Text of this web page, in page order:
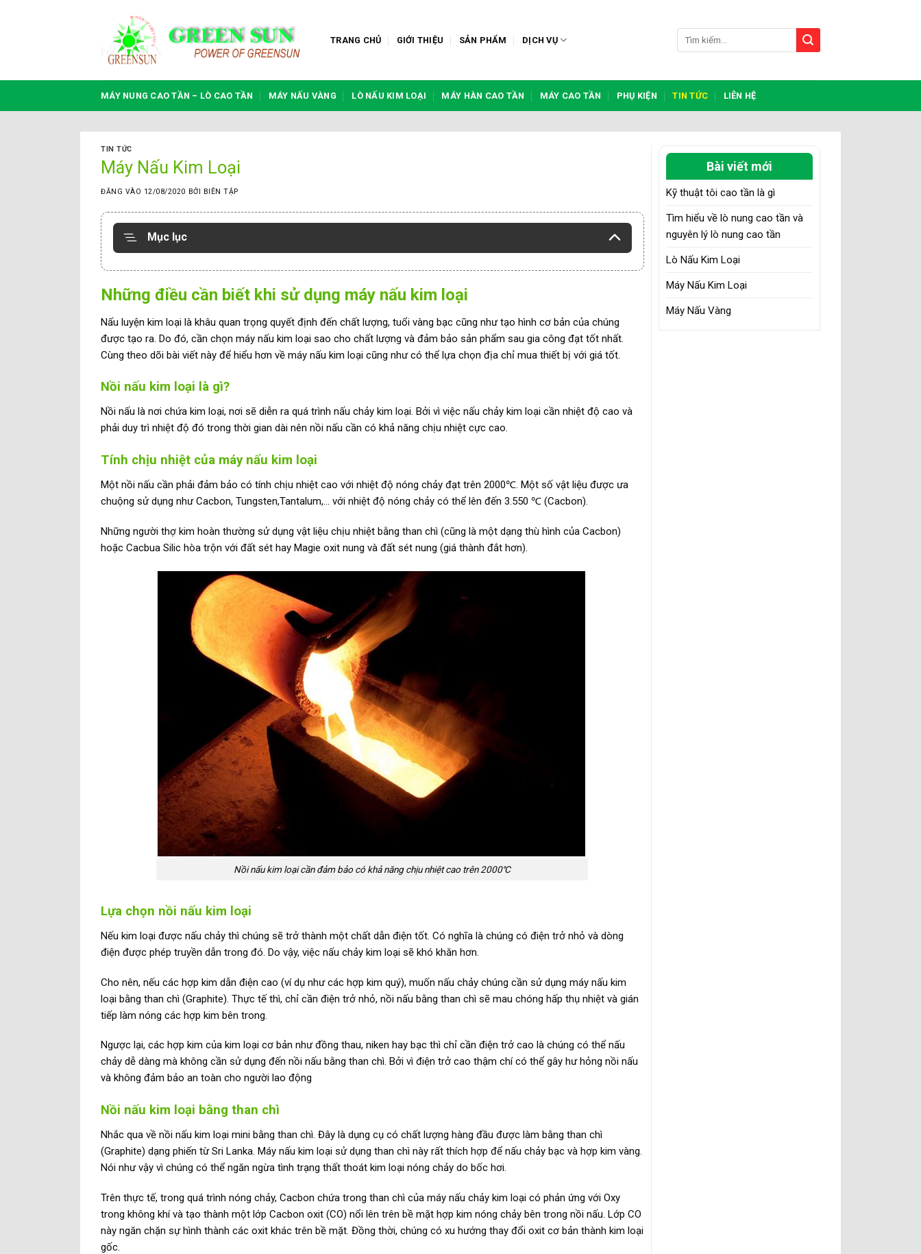
TRANG CHỦ GIỚI THIỆU SẢN PHẨM DỊCH VỤ
MÁY NUNG CAO TẦN – LÒ CAO TẦN MÁY NẤU VÀNG LÒ NẤU KIM LOẠI MÁY HÀN CAO TẦN MÁY CAO TẦN PHỤ KIỆN TIN TỨC LIÊN HỆ
TIN TỨC
Máy Nấu Kim Loại
ĐĂNG VÀO 12/08/2020 BỞI BIÊN TẬP
Mục lục
Những điều cần biết khi sử dụng máy nấu kim loại
Nấu luyện kim loại là khâu quan trọng quyết định đến chất lượng, tuổi vàng bạc cũng như tạo hình cơ bản của chúng
được tạo ra. Do đó, cần chọn máy nấu kim loại sao cho chất lượng và đảm bảo sản phẩm sau gia công đạt tốt nhất.
Cùng theo dõi bài viết này để hiểu hơn về máy nấu kim loại cũng như có thể lựa chọn địa chỉ mua thiết bị với giá tốt.
Nồi nấu kim loại là gì?
Nồi nấu là nơi chứa kim loại, nơi sẽ diễn ra quá trình nấu chảy kim loại. Bởi vì việc nấu chảy kim loại cần nhiệt độ cao và
phải duy trì nhiệt độ đó trong thời gian dài nên nồi nấu cần có khả năng chịu nhiệt cực cao.
Tính chịu nhiệt của máy nấu kim loại
Một nồi nấu cần phải đảm bảo có tính chịu nhiệt cao với nhiệt độ nóng chảy đạt trên 2000℃. Một số vật liệu được ưa
chuộng sử dụng như Cacbon, Tungsten,Tantalum,… với nhiệt độ nóng chảy có thể lên đến 3.550 ℃ (Cacbon).
Những người thợ kim hoàn thường sử dụng vật liệu chịu nhiệt bằng than chì (cũng là một dạng thù hình của Cacbon)
hoặc Cacbua Silic hòa trộn với đất sét hay Magie oxit nung và đất sét nung (giá thành đắt hơn).
Nồi nấu kim loại cần đảm bảo có khả năng chịu nhiệt cao trên 2000℃
Lựa chọn nồi nấu kim loại
Nếu kim loại được nấu chảy thì chúng sẽ trở thành một chất dẫn điện tốt. Có nghĩa là chúng có điện trở nhỏ và dòng
điện được phép truyền dẫn trong đó. Do vậy, việc nấu chảy kim loại sẽ khó khăn hơn.
Cho nên, nếu các hợp kim dẫn điện cao (ví dụ như các hợp kim quý), muốn nấu chảy chúng cần sử dụng máy nấu kim
loại bằng than chì (Graphite). Thực tế thì, chỉ cần điện trở nhỏ, nồi nấu bằng than chì sẽ mau chóng hấp thụ nhiệt và gián
tiếp làm nóng các hợp kim bên trong.
Ngược lại, các hợp kim của kim loại cơ bản như đồng thau, niken hay bạc thì chỉ cần điện trở cao là chúng có thể nấu
chảy dễ dàng mà không cần sử dụng đến nồi nấu bằng than chì. Bởi vì điện trở cao thậm chí có thể gây hư hỏng nồi nấu
và không đảm bảo an toàn cho người lao động
Nồi nấu kim loại bằng than chì
Nhắc qua về nồi nấu kim loại mini bằng than chì. Đây là dụng cụ có chất lượng hàng đầu được làm bằng than chì
(Graphite) dạng phiến từ Sri Lanka. Máy nấu kim loại sử dụng than chì này rất thích hợp để nấu chảy bạc và hợp kim vàng.
Nói như vậy vì chúng có thể ngăn ngừa tình trạng thất thoát kim loại nóng chảy do bốc hơi.
Trên thực tế, trong quá trình nóng chảy, Cacbon chứa trong than chì của máy nấu chảy kim loại có phản ứng với Oxy
trong không khí và tạo thành một lớp Cacbon oxit (CO) nổi lên trên bề mặt hợp kim nóng chảy bên trong nồi nấu. Lớp CO
này ngăn chặn sự hình thành các oxit khác trên bề mặt. Đồng thời, chúng có xu hướng thay đổi oxit cơ bản thành kim loại
gốc.
Bài viết mới
Kỹ thuật tôi cao tần là gì
Tìm hiểu về lò nung cao tần và
nguyên lý lò nung cao tần
Lò Nấu Kim Loại
Máy Nấu Kim Loại
Máy Nấu Vàng